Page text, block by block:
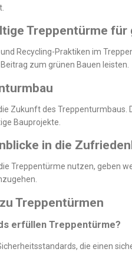
Treppentürme
Recycling-Praktiken im
zum grünen Bauen leisten.
Zukunft des
Bauprojekte.
in die
Treppentürme nutzen, geben
Treppentürmen
erfüllen Treppentürme?
die einen